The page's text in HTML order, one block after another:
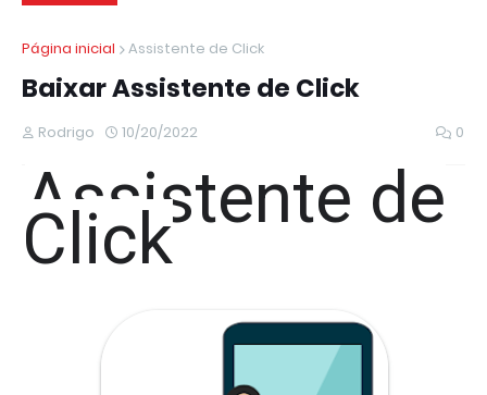
outros
Página inicial Assistente de Click
Baixar Assistente de Click
Rodrigo 10/20/2022 0
Assistente de
Click